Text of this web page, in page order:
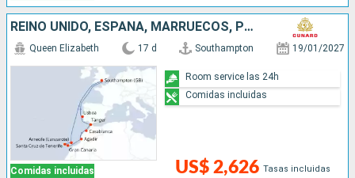
REINO UNIDO, ESPAÑA, MARRUECOS, PORTUGAL
Comidas incluidas
Queen Elizabeth 17 d Southampton 19/01/2027
US$ 2,626 Tasas incluidas
Room service las 24h
Comidas incluidas